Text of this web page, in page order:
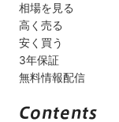
相場を見る
高く売る
安く買う
3年保証
無料情報配信